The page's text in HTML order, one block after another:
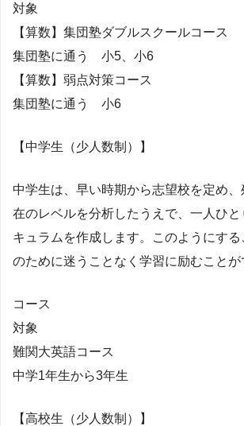
対象
【算数】集団塾ダブルスクールコース
集団塾に通う 小5、小6
【算数】弱点対策コース
集団塾に通う 小6
【中学生（少人数制）】
中学生は、早い時期から志望校を定め
在のレベルを分析したうえで、一人ひと
キュラムを作成します。このようにす
のために迷うことなく学習に励むことが
コース
対象
難関大英語コース
中学1年生から3年生
【高校生（少人数制）】